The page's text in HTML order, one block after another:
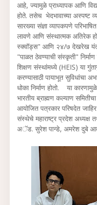
आहे, ज्यामुळे प्राध्यापक आणि
होते. तसेच भेदभावाच्या अस्पष्ट
सारख्या संज्ञा व्यापकपणे
लावणे आणि संस्थात्मक अतिरेक
स्क्वॉड्स" आणि २४/७ देखरेख
"पाळत ठेवण्याची संस्कृती"
शिक्षण संस्थांमध्ये (HEIS) या
करण्यासाठी पायाभूत सुविधांचा
धोका निर्माण होतो. या
भारतीय ब्राह्मण कल्याण
आयोजित पत्रकार परिषदेत
संस्थेचे महाराष्ट्र प्रदेश अध्यक्ष
अॅड. सुरेश पान्डे, अमरेश दुबे आदी